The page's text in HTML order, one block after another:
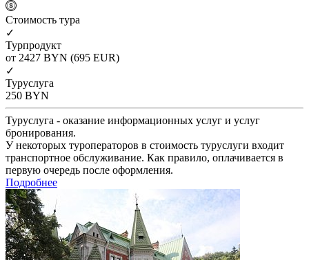
Cтоимость тура
✓
Турпродукт
от 2427 BYN (695 EUR)
✓
Туруслуга
250 BYN
Туруслуга - оказание информационных услуг и услуг
бронирования.
У некоторых туроператоров в стоимость туруслуги входит
транспортное обслуживание. Как правило, оплачивается в
первую очередь после оформления.
Подробнее